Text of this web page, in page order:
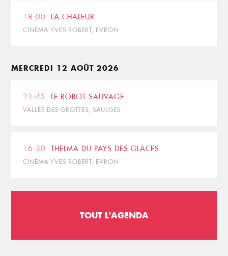
18:00 LA CHALEUR
CINÉMA YVES ROBERT, EVRON
MERCREDI 12 AOÛT 2026
21:45 LE ROBOT SAUVAGE
VALLÉE DES GROTTES, SAULGES
16:30 THELMA DU PAYS DES GLACES
CINÉMA YVES ROBERT, EVRON
TOUT L'AGENDA